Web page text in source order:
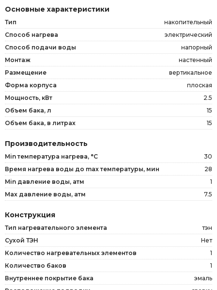
Основные характеристики
Тип
накопительный
Способ нагрева
электрический
Способ подачи воды
напорный
Монтаж
настенный
Размещение
вертикальное
Форма корпуса
плоская
Мощность, кВт
2.5
Объем бака, л
15
Объем бака, в литрах
15
Производительность
Min температура нагрева, °C
30
Время нагрева воды до max температуры, мин
28
Min давление воды, атм
1
Max давление воды, атм
7.5
Конструкция
Тип нагревательного элемента
тэн
Сухой ТЭН
Нет
Количество нагревательных элементов
1
Количество баков
1
Внутреннее покрытие бака
эмаль